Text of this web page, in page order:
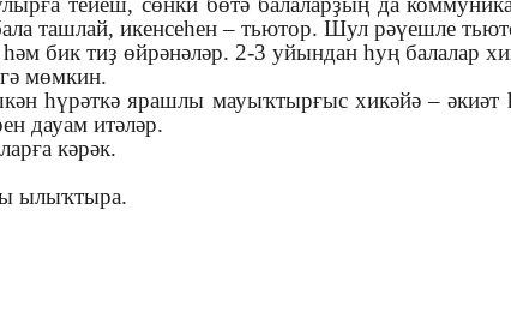
ташлай, икенсеһен – тьютор. Шул рәүешле
бик тиҙ өйрәнәләр. 2-3 уйындан һуң балалар
мөмкин.
һүрәткә ярашлы мауыҡтырғыс хикәйә –
дауам итәләр.
кәрәк.
ылыҡтыра.